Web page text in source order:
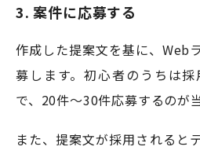
3. 案件に応募する
作成した提案文を基に、Web
募します。初心者のうちは
で、20件〜30件応募するのが
また、提案文が採用されると